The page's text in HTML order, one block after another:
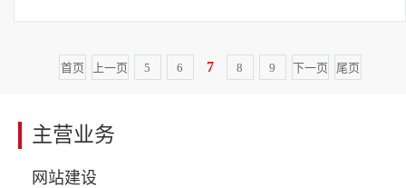
首页 上一页 5 6 7 8 9 下一页 尾页
主营业务
网站建设